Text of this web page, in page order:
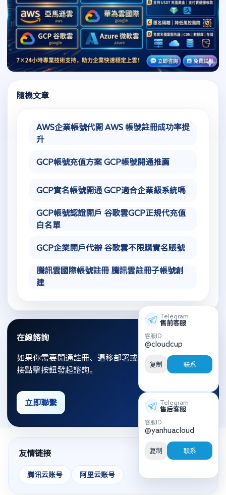
隨機文章
AWS企業帳號代開 AWS 帳號註冊成功率提
升
GCP帳號充值方案 GCP帳號開通推薦
GCP實名帳號開通 GCP適合企業級系統嗎
GCP帳號認證開戶 谷歌雲GCP正規代充值
白名單
GCP企業開戶代辦 谷歌雲不限購實名賬號
騰訊雲國際帳號註冊 騰訊雲註冊子帳號創
建
在線諮詢
如果你需要開通註冊、遷移部署或資源優化，可以直
接點擊按鈕發起諮詢。
立即聯繫
友情链接
腾讯云账号 阿里云账号
Telegram
售前客服
客服ID
@cloudcup
复制 联系
Telegram
售后客服
客服ID
@yanhuacloud
复制 联系